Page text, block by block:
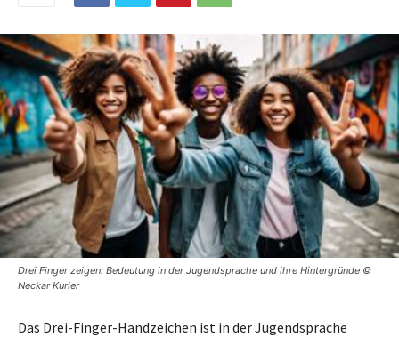
Drei Finger zeigen: Bedeutung in der Jugendsprache und ihre Hintergründe ©
Neckar Kurier
Das Drei-Finger-Handzeichen ist in der Jugendsprache